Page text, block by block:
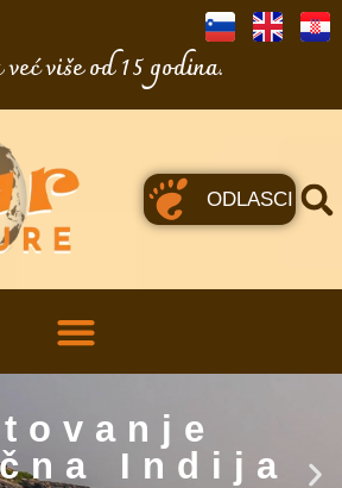
više od 15 godina.
ODLASCI
Indija